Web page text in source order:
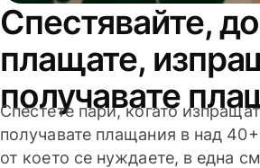
Спестявайте,
плащате,
получавате
Спестете пари, когато
получавате плащания в над
от което се нуждаете, в една